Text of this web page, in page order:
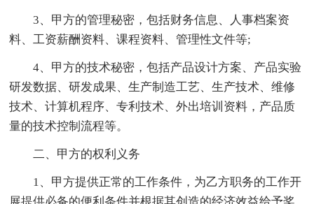
3、甲方的管理秘密，包括财务信息、人事档案资
料、工资薪酬资料、课程资料、管理性文件等;
4、甲方的技术秘密，包括产品设计方案、产品实验
研发数据、研发成果、生产制造工艺、生产技术、维修
技术、计算机程序、专利技术、外出培训资料，产品质
量的技术控制流程等。
二、甲方的权利义务
1、甲方提供正常的工作条件，为乙方职务的工作开